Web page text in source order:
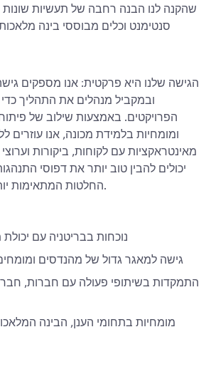
שהקנה לנו הבנה רחבה של תעשיות שונות
סנטימנט וכלים מבוססי בינה
הגישה שלנו היא פרקטית: אנו מספקים
ובמקביל מנהלים את התהליך
הפרויקטים. באמצעות שילוב של פיתוח
ומומחיות בלמידת מכונה, אנו עוזרים
מאינטראקציות עם לקוחות, ביקורות
יכולים להבין טוב יותר את דפוסי
החלטות המתאימות יותר לקהל היעד שלהם.
נוכחות בבריטניה עם
גישה למאגר גדול של מהנדסים
התמקדות בשיתופי פעולה עם חברות,
מומחיות בתחומי הענן, הבינה